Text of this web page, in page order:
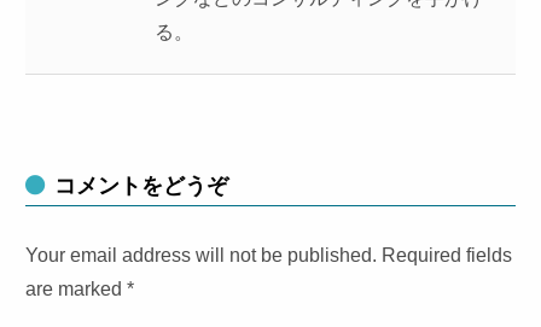
る。
コメントをどうぞ
Your email address will not be published. Required fields
are marked*